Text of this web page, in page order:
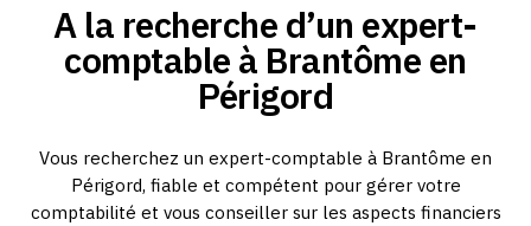
A la recherche d’un expert-
comptable à Brantôme en
Périgord
Vous recherchez un expert-comptable à Brantôme en
Périgord, fiable et compétent pour gérer votre
comptabilité et vous conseiller sur les aspects financiers